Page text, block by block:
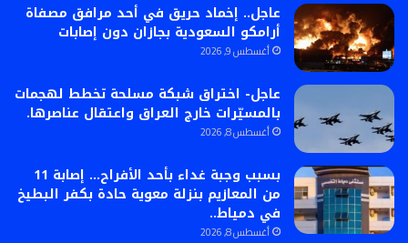
عاجل.. إخماد حريق في أحد مرافق مصفاة
أرامكو السعودية بجازان دون إصابات
أغسطس 9, 2026
عاجل- اختراق شبكة مسلحة تخطط لهجمات
بالمسيّرات خارج العراق واعتقال عناصرها.
أغسطس 8, 2026
بسبب وجبة غداء بأحد الأفراح… إصابة 11
من المعازيم بنزلة معوية حادة بكفر البطيخ
في دمياط..
أغسطس 8, 2026